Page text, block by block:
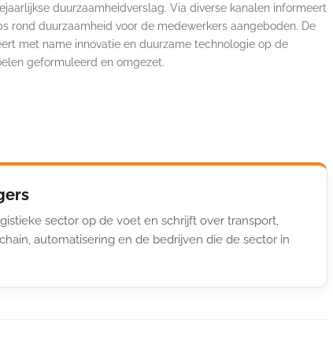
duurzaamheidverslag. Via diverse kanalen informeert
rond duurzaamheid voor de medewerkers aangeboden. De
met name innovatie en duurzame technologie op de
geformuleerd en omgezet.
sector op de voet en schrijft over transport,
automatisering en de bedrijven die de sector in